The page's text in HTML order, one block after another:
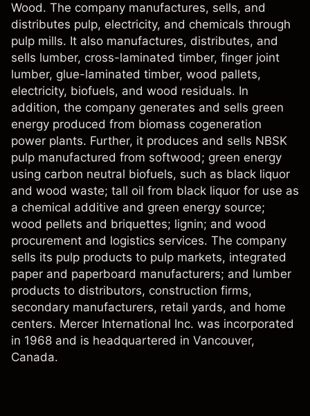
Wood. The company manufactures, sells, and
distributes pulp, electricity, and chemicals through
pulp mills. It also manufactures, distributes, and
sells lumber, cross-laminated timber, finger joint
lumber, glue-laminated timber, wood pallets,
electricity, biofuels, and wood residuals. In
addition, the company generates and sells green
energy produced from biomass cogeneration
power plants. Further, it produces and sells NBSK
pulp manufactured from softwood; green energy
using carbon neutral biofuels, such as black liquor
and wood waste; tall oil from black liquor for use as
a chemical additive and green energy source;
wood pellets and briquettes; lignin; and wood
procurement and logistics services. The company
sells its pulp products to pulp markets, integrated
paper and paperboard manufacturers; and lumber
products to distributors, construction firms,
secondary manufacturers, retail yards, and home
centers. Mercer International Inc. was incorporated
in 1968 and is headquartered in Vancouver,
Canada.